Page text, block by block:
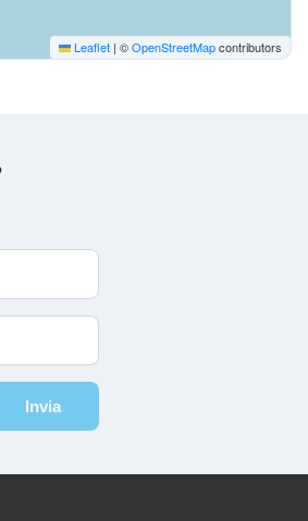
Leaflet | ©OpenStreetMapcontributors
Invia